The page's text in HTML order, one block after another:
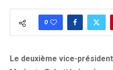
0
Le deuxième vice-